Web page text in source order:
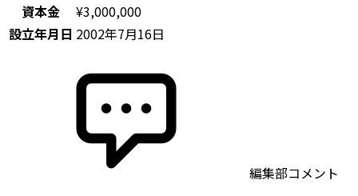
資本金
¥3,000,000
設立年月日 2002年7月16日
編集部コメント